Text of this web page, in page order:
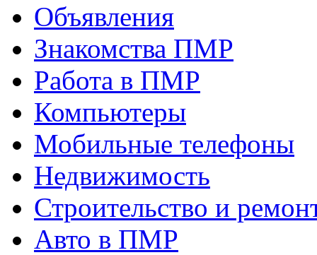
Объявления
Знакомства ПМР
Работа в ПМР
Компьютеры
Мобильные телефоны
Недвижимость
Строительство и
Авто в ПМР